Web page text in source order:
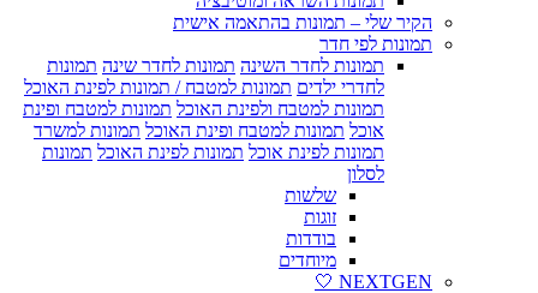
הקיר שלי – תמונות בהתאמה אישית
תמונות לפי חדר
תמונות לחדר השינה תמונות לחדר שינה תמונות
לחדרי ילדים תמונות למטבח / תמונות לפינת האוכל
תמונות למטבח ולפינת האוכל תמונות למטבח ופינת
אוכל תמונות למטבח ופינת האוכל תמונות למשרד
תמונות לפינת אוכל תמונות לפינת האוכל תמונות
לסלון
שלשות
זוגות
בודדות
מיוחדים
NEXTGEN 🤍